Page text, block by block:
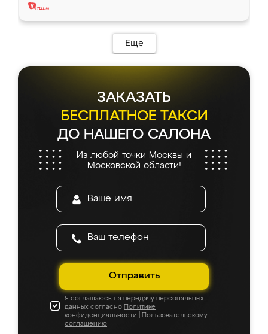
Еще
ЗАКАЗАТЬ
БЕСПЛАТНОЕ ТАКСИ
ДО НАШЕГО САЛОНА
Из любой точки Москвы и
Московской области!
Отправить
Я соглашаюсь на передачу персональных
данных согласно Политике
конфиденциальности
Пользовательскому
соглашению